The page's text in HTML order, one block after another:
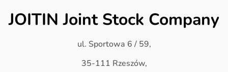
JOITIN Joint Stock Company
ul. Sportowa 6 / 59,
35-111 Rzeszów,